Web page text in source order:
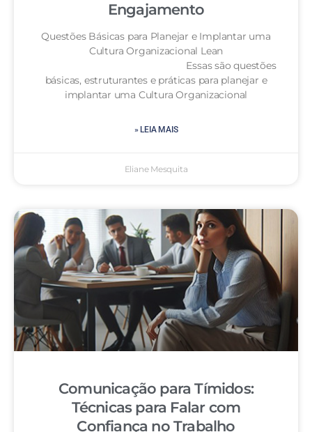
Engajamento
Questões Básicas para Planejar e Implantar uma
Cultura Organizacional Lean
Essas são questões
básicas, estruturantes e práticas para planejar e
implantar uma Cultura Organizacional
» LEIA MAIS
Eliane Mesquita
Comunicação para Tímidos:
Técnicas para Falar com
Confiança no Trabalho